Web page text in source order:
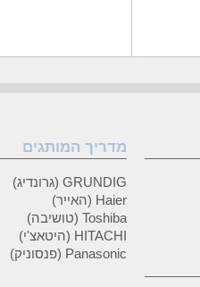
מדריך המותגים
GRUNDIG (גרונדיג)
Haier (האייר)
Toshiba (טושיבה)
HITACHI (היטאצ'י)
Panasonic (פנסוניק)